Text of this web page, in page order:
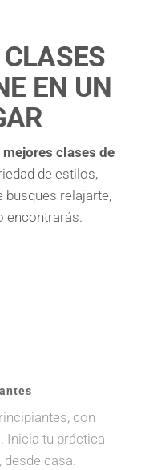
EN UN
mejores clases de
de estilos,
busques relajarte,
encontrarás.
con
Inicia tu práctica
desde casa.